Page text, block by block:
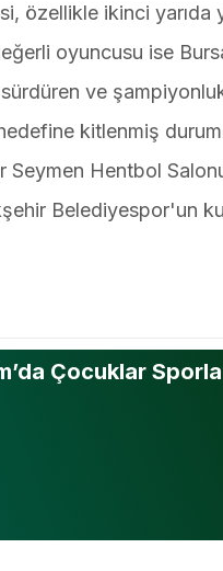
özellikle ikinci yarıda
oyuncusu ise
ve
kitlenmiş
Hentbol
Belediyespor'un
Çocuklar